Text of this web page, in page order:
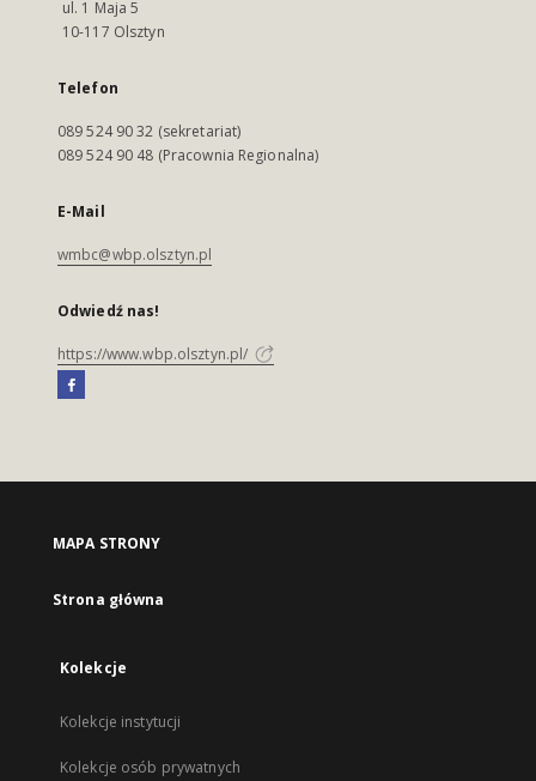
ul. 1 Maja 5
10-117 Olsztyn
Telefon
089 524 90 32 (sekretariat)
089 524 90 48 (Pracownia Regionalna)
E-Mail
wmbc@wbp.olsztyn.pl
Odwiedź nas!
https://www.wbp.olsztyn.pl/
MAPA STRONY
Strona główna
Kolekcje
Kolekcje instytucji
Kolekcje osób prywatnych